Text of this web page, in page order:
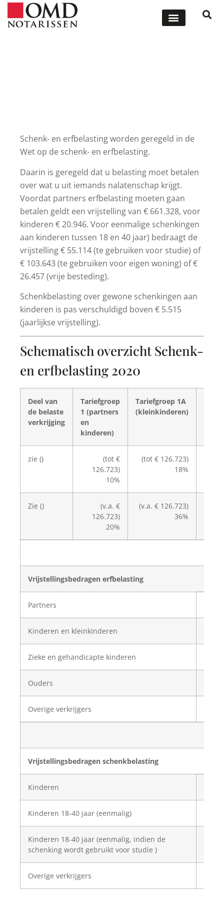
Schenk- en erfbelasting worden geregeld in de
Wet op de schenk- en erfbelasting.
Daarin is geregeld dat u belasting moet betalen
over wat u uit iemands nalatenschap krijgt.
Voordat partners erfbelasting moeten gaan
betalen geldt een vrijstelling van € 661.328, voor
kinderen € 20.946. Voor eenmalige schenkingen
aan kinderen tussen 18 en 40 jaar) bedraagt de
vrijstelling € 55.114 (te gebruiken voor studie) of
€ 103.643 (te gebruiken voor eigen woning) of €
26.457 (vrije besteding).
Schenkbelasting over gewone schenkingen aan
kinderen is pas verschuldigd boven € 5.515
(jaarlijkse vrijstelling).
Schematisch overzicht Schenk-
en erfbelasting 2020
Deel van
de belaste
verkrijging
Tariefgroep
1 (partners
en
kinderen)
Tariefgroep 1A
(kleinkinderen)
zie ()
(tot €
126.723)
10%
(tot € 126.723)
18%
Zie ()
(v.a. €
126.723)
20%
(v.a. € 126.723)
36%
Vrijstellingsbedragen erfbelasting
Partners
Kinderen en kleinkinderen
Zieke en gehandicapte kinderen
Ouders
Overige verkrijgers
Vrijstellingsbedragen schenkbelasting
Kinderen
Kinderen 18-40 jaar (eenmalig)
Kinderen 18-40 jaar (eenmalig, indien de
schenking wordt gebruikt voor studie )
Overige verkrijgers